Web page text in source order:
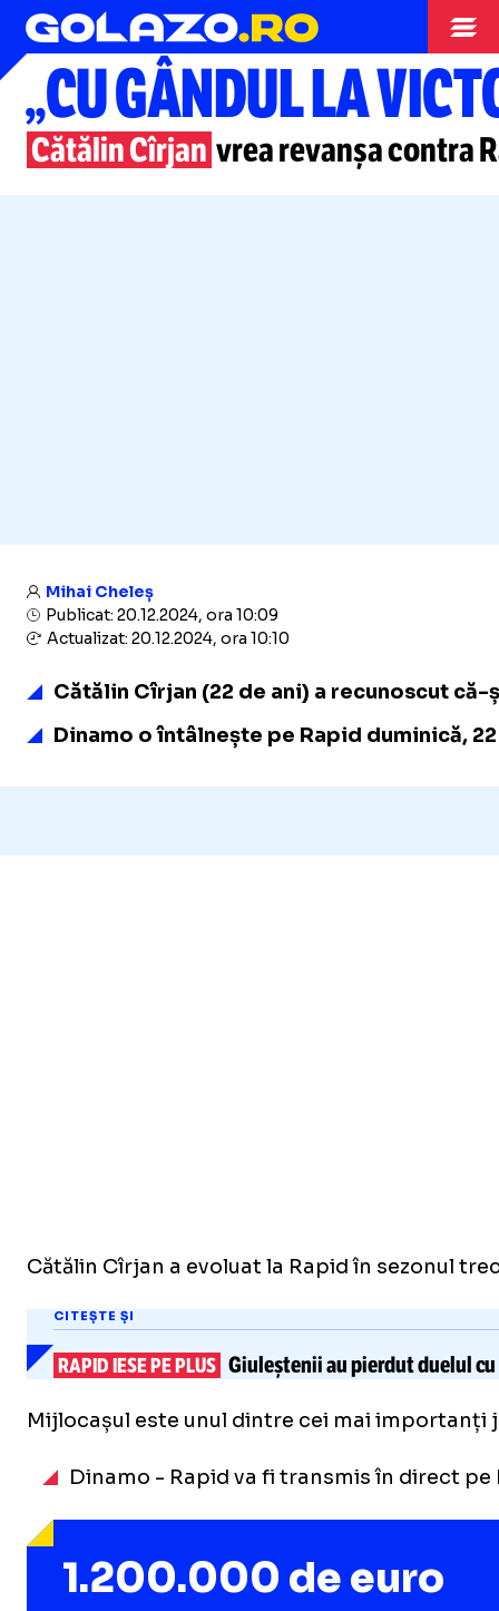
Superliga
„CU GÂNDUL LA
Cătălin Cîrjan vrea revanșa contra
Mihai Cheleș
Publicat: 20.12.2024, ora 10:09
Actualizat: 20.12.2024, ora 10:10
Cătălin Cîrjan (22 de ani) a recunoscut
Dinamo o întâlnește pe Rapid duminică,
Cătălin Cîrjan a evoluat la Rapid în sezonul
CITEȘTE ȘI
RAPID IESE PE PLUS Giuleștenii au pierdut duelul
Mijlocașul este unul dintre cei mai importanți
Dinamo - Rapid va fi transmis în direct pe
1.200.000 de euro